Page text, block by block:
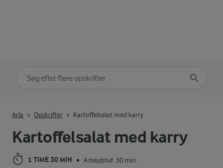
Kartoffelsalat med karry
1 TIME 30 MIN • Arbejdstid: 30 min
Arla Opskrifter Kartoffelsalat med karry
Søg på kategori